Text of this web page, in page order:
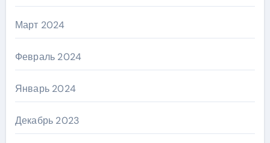
Март 2024
Февраль 2024
Январь 2024
Декабрь 2023